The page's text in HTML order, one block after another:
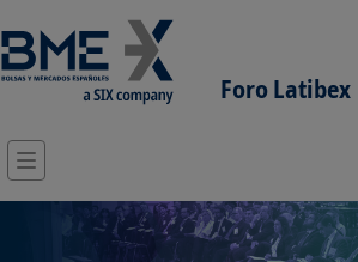
Foro Latibex